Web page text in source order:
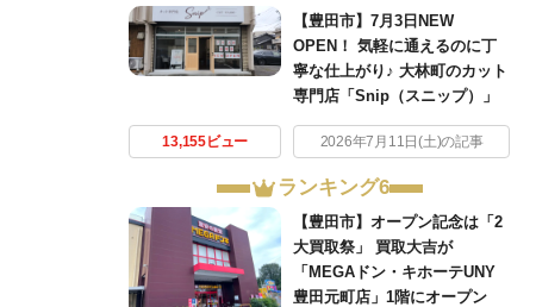
【豊田市】7月3日NEW
OPEN！ 気軽に通えるのに丁
寧な仕上がり♪ 大林町のカット
専門店「Snip（スニップ）」
13,155ビュー 2026年7月11日(土)の記事
ランキング6
【豊田市】オープン記念は「2
大買取祭」 買取大吉が
「MEGAドン・キホーテUNY
豊田元町店」1階にオープン